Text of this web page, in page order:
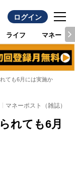
ログイン
ライフ マネー
ても6月には実施か
マネーポスト（雑誌）
れても6月